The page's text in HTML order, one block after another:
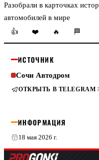
Разобрали в карточках
автомобилей в мире
👍
❤️ 🔥 🏁
ИСТОЧНИК
Сочи Автодром
ОТКРЫТЬ В TELEGRAM
ИНФОРМАЦИЯ
18 мая 2026 г.